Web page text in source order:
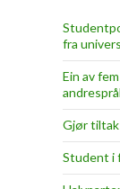
fra
Ein av
Gjør
Student i